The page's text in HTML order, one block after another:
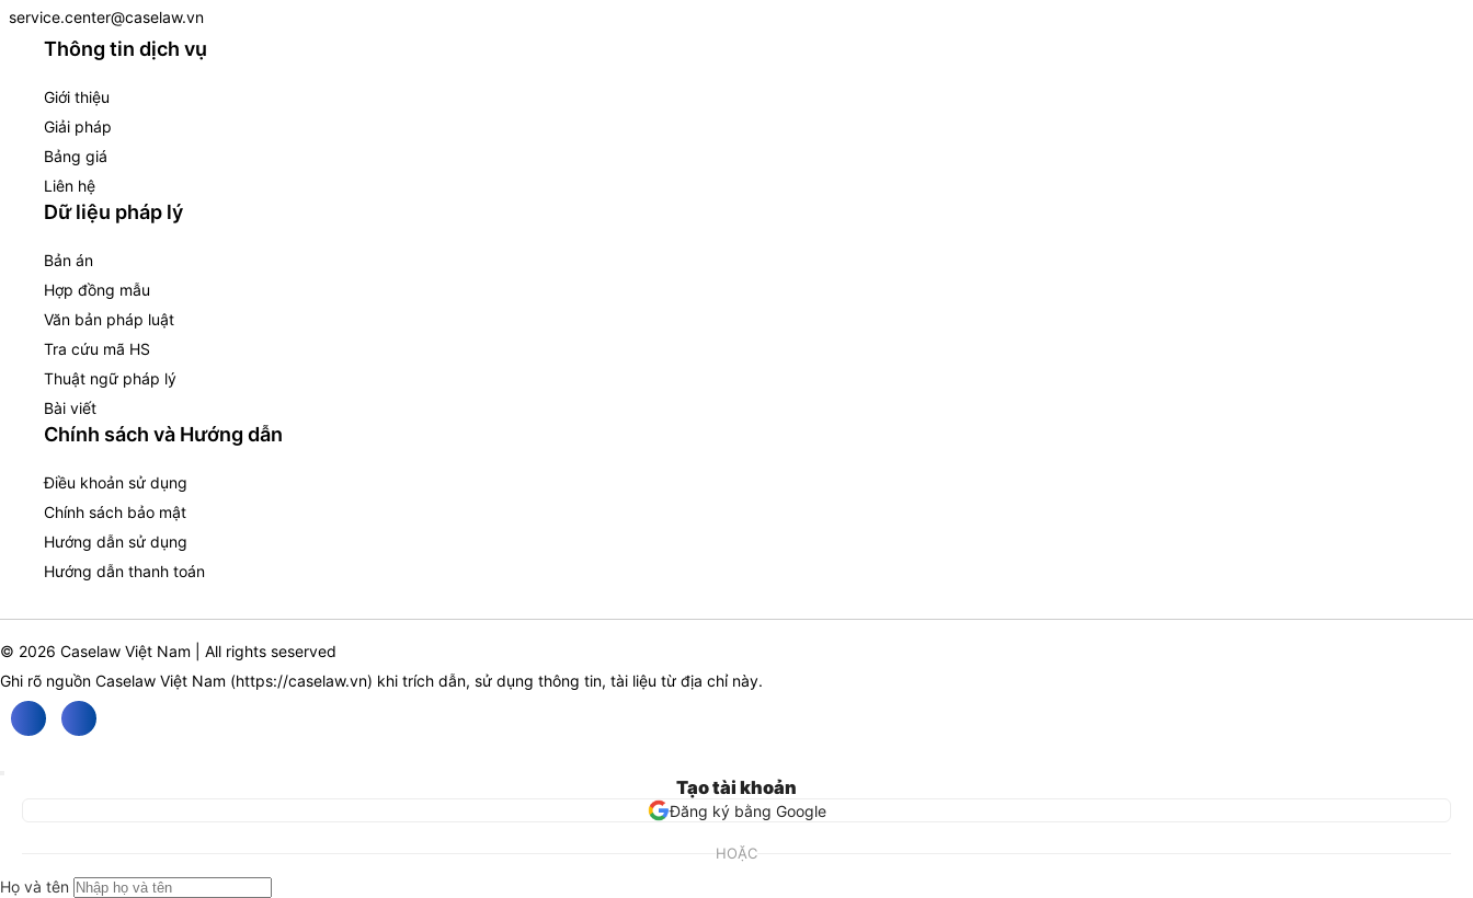
service.center@caselaw.vn
Thông tin dịch vụ
Giới thiệu
Giải pháp
Bảng giá
Liên hệ
Dữ liệu pháp lý
Bản án
Hợp đồng mẫu
Văn bản pháp luật
Tra cứu mã HS
Thuật ngữ pháp lý
Bài viết
Chính sách và Hướng dẫn
Điều khoản sử dụng
Chính sách bảo mật
Hướng dẫn sử dụng
Hướng dẫn thanh toán
© 2026 Caselaw Việt Nam | All rights seserved
Ghi rõ nguồn Caselaw Việt Nam (https://caselaw.vn) khi trích dẫn, sử dụng thông tin, tài liệu từ địa chỉ này.
Tạo tài khoản
Đăng ký bằng Google
HOẶC
Họ và tên